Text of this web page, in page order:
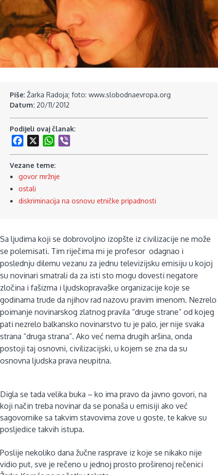
Piše: Žarka Radoja; foto: www.slobodnaevropa.org
Datum: 20/11/2012
Podijeli ovaj članak:
Facebook
WhatsApp
Vezane teme:
govor mržnje
ostali
diskriminacija na osnovu etničke pripadnosti
Sa ljudima koji se dobrovoljno izopšte iz civilizacije ne može
se polemisati. Tim riječima mi je profesor odagnao i
poslednju dilemu vezanu za jednu televizijsku emisiju u kojoj
su novinari smatrali da za isti sto mogu dovesti negatore
zločina i fašizma i ljudskopravaške organizacije koje se
godinama trude da njihov rad nazovu pravim imenom. Nezrelo
poimanje novinarskog zlatnog pravila “druge strane” od kojeg
pati nezrelo balkansko novinarstvo tu je palo, jer nije svaka
strana “druga strana”. Ako već nema drugih aršina, onda
postoji taj osnovni, civilizacijski, u kojem se zna da su
osnovna ljudska prava neupitna.
Digla se tada velika buka – ko ima pravo da javno govori, na
koji način treba novinar da se ponaša u emisiji ako već
sagovornike sa takvim stavovima zove u goste, te kakve su
posljedice takvih istupa.
Poslije nekoliko dana žučne rasprave iz koje se nikako nije
vidio put, sve je rečeno u jednoj prosto proširenoj rečenici